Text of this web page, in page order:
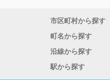
市区町村から探す
町名から探す
沿線から探す
駅から探す